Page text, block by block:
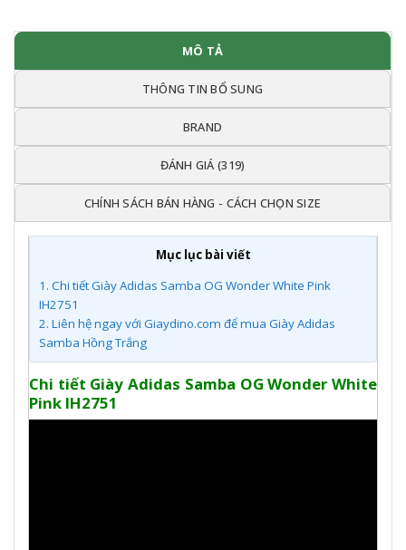
MÔ TẢ
THÔNG TIN BỔ SUNG
BRAND
ĐÁNH GIÁ (319)
CHÍNH SÁCH BÁN HÀNG - CÁCH CHỌN SIZE
Mục lục bài viết
1. Chi tiết Giày Adidas Samba OG Wonder White Pink
IH2751
2. Liên hệ ngay với Giaydino.com để mua Giày Adidas
Samba Hồng Trắng
Chi tiết Giày Adidas Samba OG Wonder White
Pink IH2751